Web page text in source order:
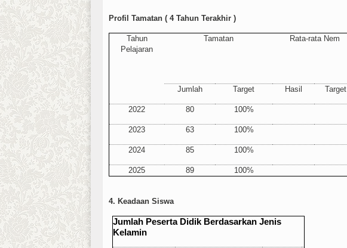
Profil Tamatan ( 4 Tahun Terakhir )
Tahun
Pelajaran
Tamatan Rata-rata Nem
Jumlah Target Hasil Target
2022 80 100%
2023 63 100%
2024 85 100%
2025 89 100%
4. Keadaan Siswa
Jumlah Peserta Didik Berdasarkan Jenis
Kelamin